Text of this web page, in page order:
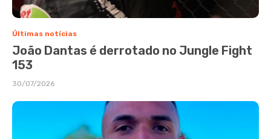
Últimas notícias
João Dantas é derrotado no Jungle Fight
153
30/07/2026